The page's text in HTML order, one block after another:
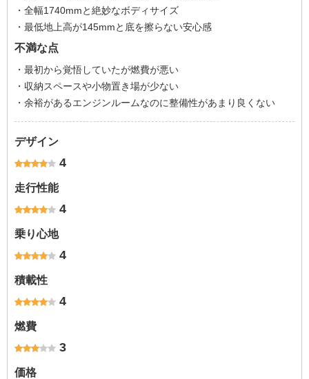
・全幅1740mmと絶妙なボディサイズ
・最低地上高が145mmと底を擦らない安心感
不満な点
・最初から覚悟していたが燃費が悪い
・収納スペースや小物置き場が少ない
・余裕があるエンジンルームなのに整備性があまり良くない
デザイン
4
走行性能
4
乗り心地
4
積載性
4
燃費
3
価格